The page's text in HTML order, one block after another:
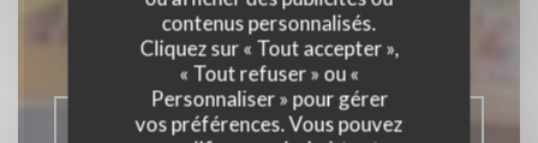
contenus personnalisés.
Cliquez sur « Tout accepter »,
« Tout refuser » ou «
Personnaliser » pour gérer
vos préférences. Vous pouvez
ESTAMINET FLAMAND|LILLE
RÉSERVER